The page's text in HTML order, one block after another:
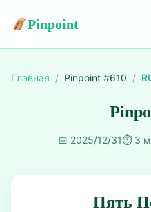
Pinpoint
Главная / Pinpoint #610 /
📅 2025/12/31⏱️ 3
Пять